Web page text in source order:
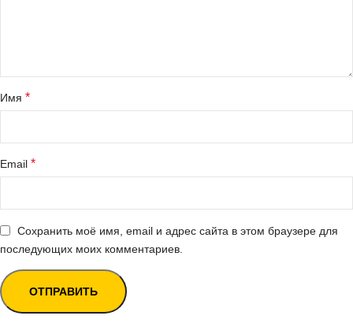
Имя *
Email *
Сохранить моё имя, email и адрес сайта в этом браузере для
последующих моих комментариев.